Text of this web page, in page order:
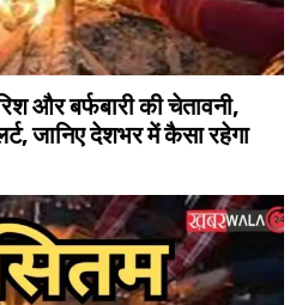
और बर्फबारी की चेतावनी,
जानिए देशभर में कैसा रहेगा